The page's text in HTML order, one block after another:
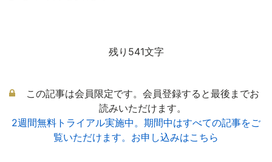
残り541文字
この記事は会員限定です。会員登録すると最後までお
読みいただけます。
2週間無料トライアル実施中。期間中はすべての記事をご
覧いただけます。お申し込みはこちら